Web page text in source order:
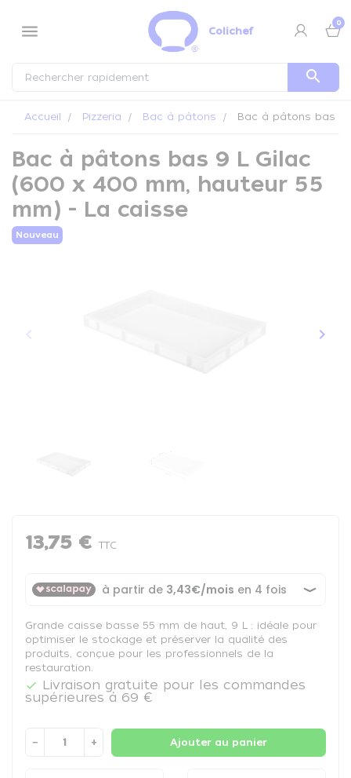
menu Colichef
0
search
Accueil Pizzeria Bac à pâtons Bac à pâtons bas 9
Bac à pâtons bas 9 L Gilac
(600 x 400 mm, hauteur 55
mm) - La caisse
Nouveau
Précédent
keyboard_arrow_left keyboard_arrow_right
13,75 € TTC
Grande caisse basse 55 mm de haut, 9 L : idéale pour
optimiser le stockage et préserver la qualité des
produits, conçue pour les professionnels de la
restauration.

Livraison gratuite pour les commandes
supérieures à 69 €
− + Ajouter au panier